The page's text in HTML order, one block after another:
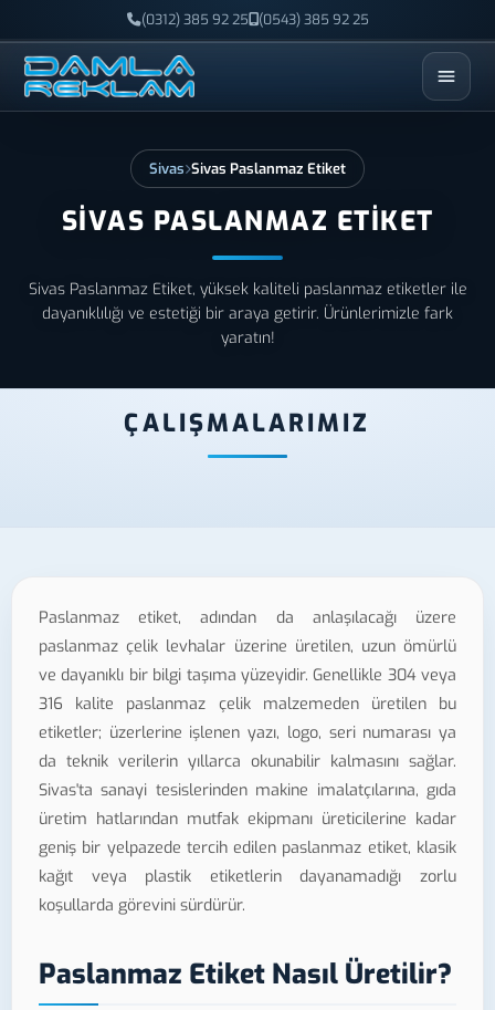
(0312) 385 92 25 (0543) 385 92 25
ESC
Sivas Sivas Paslanmaz Etiket
SIVAS PASLANMAZ ETIKET
Sivas Paslanmaz Etiket, yüksek kaliteli paslanmaz etiketler ile
dayanıklılığı ve estetiği bir araya getirir. Ürünlerimizle fark
yaratın!
ÇALIŞMALARIMIZ
Paslanmaz etiket, adından da anlaşılacağı üzere
paslanmaz çelik levhalar üzerine üretilen, uzun ömürlü
ve dayanıklı bir bilgi taşıma yüzeyidir. Genellikle 304 veya
316 kalite paslanmaz çelik malzemeden üretilen bu
etiketler; üzerlerine işlenen yazı, logo, seri numarası ya
da teknik verilerin yıllarca okunabilir kalmasını sağlar.
Sivas'ta sanayi tesislerinden makine imalatçılarına, gıda
üretim hatlarından mutfak ekipmanı üreticilerine kadar
geniş bir yelpazede tercih edilen paslanmaz etiket, klasik
kağıt veya plastik etiketlerin dayanamadığı zorlu
koşullarda görevini sürdürür.
Paslanmaz Etiket Nasıl Üretilir?